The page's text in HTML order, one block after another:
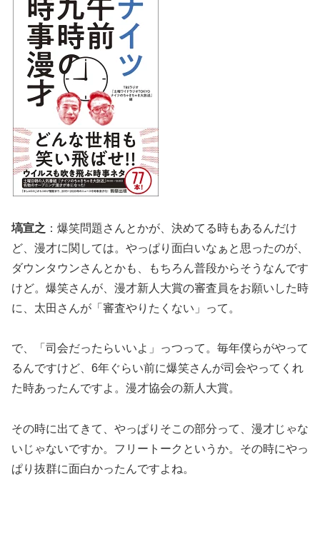
塙宣之 ：爆笑問題さんとかが、決めてる時もあるんだけ
ど、漫才に関しては。やっぱり面白いなぁと思ったのが、
ダウンタウンさんとかも、もちろん普段からそうなんです
けど。爆笑さんが、漫才新人大賞の審査員をお願いした時
に、太田さんが「審査やりたくない」って。
で、「司会だったらいいよ」っつって。毎年僕らがやって
るんですけど、6年ぐらい前に爆笑さんが司会やってくれ
た時あったんですよ。漫才協会の新人大賞。
その時に出てきて、やっぱりそこの部分って、漫才じゃな
いじゃないですか。フリートークというか。その時にやっ
ぱり抜群に面白かったんですよね。